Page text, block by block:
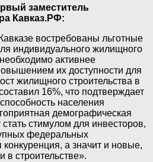
заместитель
Кавказ.РФ:
востребованы льготные
индивидуального жилищного
активнее
их доступности для
жилищного строительства в
16%, что подтверждает
населения
демографическая
стимулом для инвесторов,
федеральных
а значит и новые,
в строительстве».